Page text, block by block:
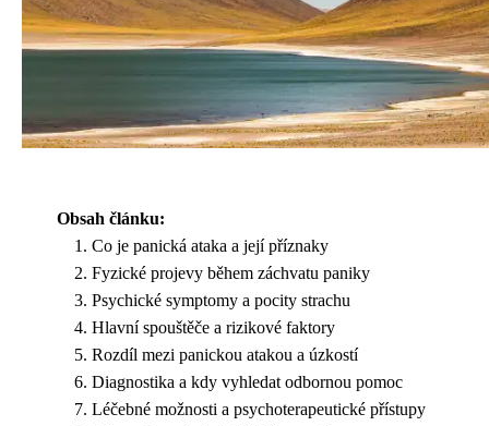
Obsah článku:
Co je panická ataka a její příznaky
Fyzické projevy během záchvatu paniky
Psychické symptomy a pocity strachu
Hlavní spouštěče a rizikové faktory
Rozdíl mezi panickou atakou a úzkostí
Diagnostika a kdy vyhledat odbornou pomoc
Léčebné možnosti a psychoterapeutické přístupy